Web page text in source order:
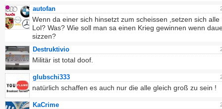
autofan
Wenn da einer sich hinsetzt zum scheissen ,setzen sich alle
Lol? Was? Wie soll man sa einen Krieg gewinnen wenn
sizzen?
Destruktivio
Militär ist total doof.
glubschi333
natürlich schaffen es auch nur die alle gleich groß zu sein !
KaCrime